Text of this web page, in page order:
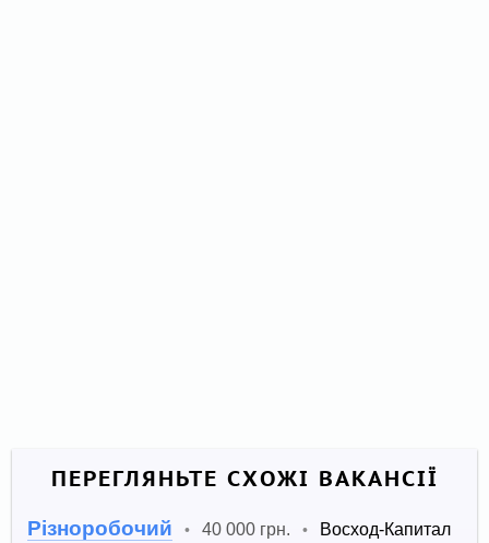
ПЕРЕГЛЯНЬТЕ СХОЖІ ВАКАНСІЇ
Різноробочий • 40 000 грн. •
Восход-Капитал